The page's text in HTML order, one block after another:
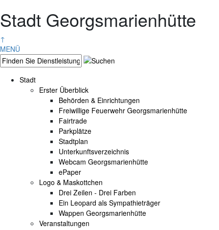
Stadt Georgsmarienhütte
↑
MENÜ
Stadt
Erster Überblick
Behörden & Einrichtungen
Freiwillige Feuerwehr Georgsmarienhütte
Fairtrade
Parkplätze
Stadtplan
Unterkunftsverzeichnis
Webcam Georgsmarienhütte
ePaper
Logo & Maskottchen
Drei Zeilen - Drei Farben
Ein Leopard als Sympathieträger
Wappen Georgsmarienhütte
Veranstaltungen